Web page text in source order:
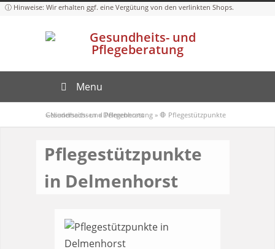
Menu
Gesundheits- und Pflegeberatung » 🛑 Pflegestützpunkte
»Niedersachsen» Delmenhorst
Pflegestützpunkte
in Delmenhorst